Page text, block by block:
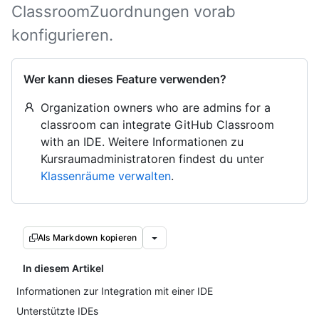
ClassroomZuordnungen vorab
konfigurieren.
Wer kann dieses Feature verwenden?
Organization owners who are admins for a
classroom can integrate GitHub Classroom
with an IDE. Weitere Informationen zu
Kursraumadministratoren findest du unter
Klassenräume verwalten.
Als Markdown kopieren
In diesem Artikel
Informationen zur Integration mit einer IDE
Unterstützte IDEs